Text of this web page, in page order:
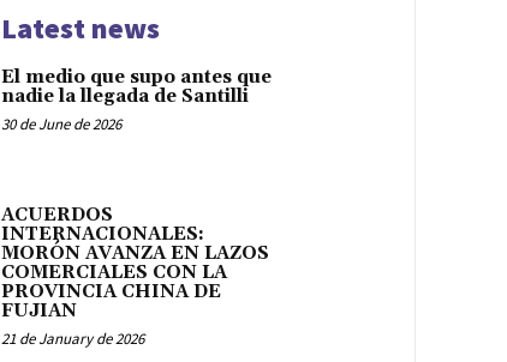
Latest news
El medio que supo antes que
nadie la llegada de Santilli
30 de June de 2026
ACUERDOS
INTERNACIONALES:
MORÓN AVANZA EN LAZOS
COMERCIALES CON LA
PROVINCIA CHINA DE
FUJIAN
21 de January de 2026